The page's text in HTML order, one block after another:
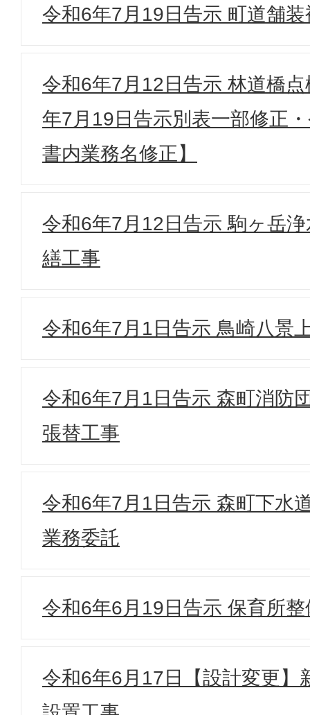
令和6年7月19日告示 町道舗
令和6年7月12日告示 林道橋
年7月19日告示別表一部修正
書内業務名修正】
令和6年7月12日告示 駒ヶ岳
繕工事
令和6年7月1日告示 鳥崎八景
令和6年7月1日告示 森町消防
張替工事
令和6年7月1日告示 森町下水
業務委託
令和6年6月19日告示 保育所
令和6年6月17日【設計変更】